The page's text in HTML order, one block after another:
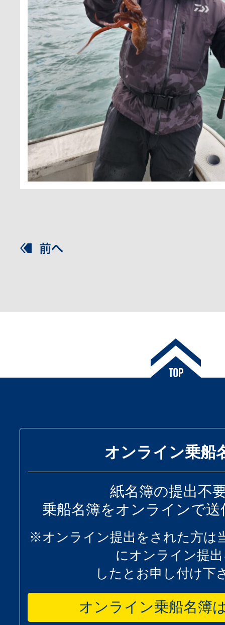
オンライン乗船
紙名簿の提出不
乗船名簿をオンラインで
※オンライン提出をされた方は
にオンライン提
したとお申し付け下
オンライン乗船名簿